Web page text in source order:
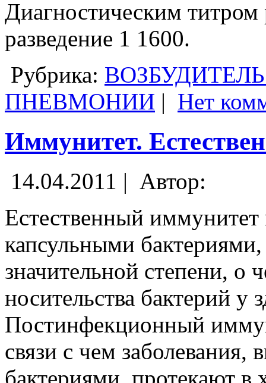
Диагностическим
разведение 1 1600.
Рубрика:
ПНЕВМОНИИ | Нет
Иммунитет.
14.04.2011 | Автор:
Естественный
капсульными
значительной степени, о
носительства бактерий у
Постинфекционный
связи с чем